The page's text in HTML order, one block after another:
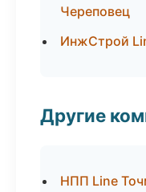
Череповец
ИнжСтрой
Другие
НПП Line